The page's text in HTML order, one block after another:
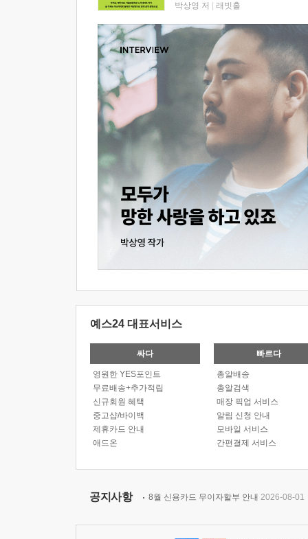
박상영 저 래빗홀
예스24 대표서비스
싸다
영원한 YES포인트
무료배송+추가적립
신규회원 혜택
중고샵/바이백
제휴카드 안내
애드온
빠르다
총알배송
총알검색
매장 픽업 서비스
알림 신청 안내
모바일 서비스
간편결제 서비스
공지사항 8월 신용카드 무이자할부 안내 2026-08-01